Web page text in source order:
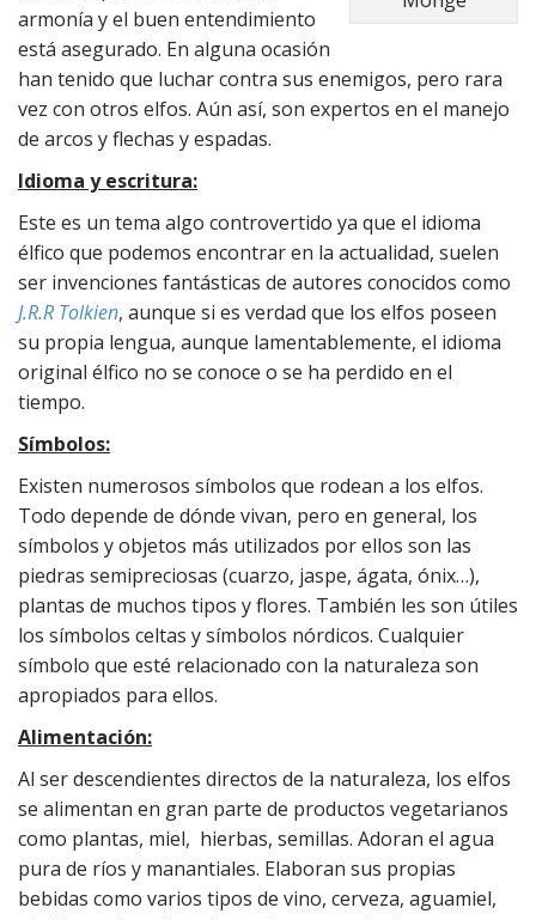
armonía y el buen entendimiento
está asegurado. En alguna ocasión
han tenido que luchar contra sus enemigos, pero rara
vez con otros elfos. Aún así, son expertos en el manejo
de arcos y flechas y espadas.
Idioma y escritura:
Este es un tema algo controvertido ya que el idioma
élfico que podemos encontrar en la actualidad, suelen
ser invenciones fantásticas de autores conocidos como
J.R.R Tolkien, aunque si es verdad que los elfos poseen
su propia lengua, aunque lamentablemente, el idioma
original élfico no se conoce o se ha perdido en el
tiempo.
Símbolos:
Existen numerosos símbolos que rodean a los elfos.
Todo depende de dónde vivan, pero en general, los
símbolos y objetos más utilizados por ellos son las
piedras semipreciosas (cuarzo, jaspe, ágata, ónix…),
plantas de muchos tipos y flores. También les son útiles
los símbolos celtas y símbolos nórdicos. Cualquier
símbolo que esté relacionado con la naturaleza son
apropiados para ellos.
Alimentación:
Al ser descendientes directos de la naturaleza, los elfos
se alimentan en gran parte de productos vegetarianos
como plantas, miel, hierbas, semillas. Adoran el agua
pura de ríos y manantiales. Elaboran sus propias
bebidas como varios tipos de vino, cerveza, aguamiel,